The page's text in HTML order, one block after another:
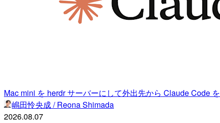
Mac mini を herdr サーバーにして外出先から Claude Code
嶋田怜央成 / Reona Shimada
2026.08.07